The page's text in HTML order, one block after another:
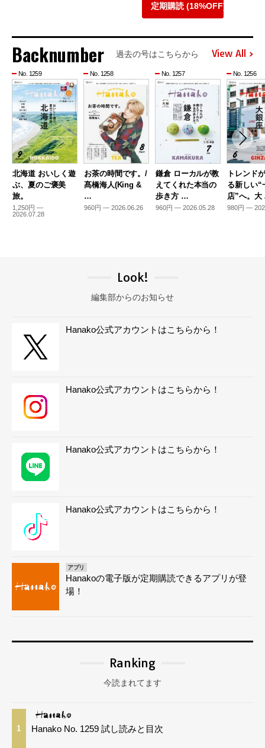
定期購読 (18%OFF)
Backnumber 過去の号はこちらから View All
No. 1259
北海道 おいしく遊
ぶ、夏のご褒美
旅。
1,250円 —
2026.07.28
No. 1258
お茶の時間です。/
髙橋海人(King &
…
960円 — 2026.06.26
No. 1257
鎌倉 ローカルが教
えてくれた本当の
歩き方 …
960円 — 2026.05.28
No. 1256
トレンド
る新しい“
店”へ。
980円 —
Look!
編集部からのお知らせ
Hanako公式アカウントはこちらから！
Hanako公式アカウントはこちらから！
Hanako公式アカウントはこちらから！
Hanako公式アカウントはこちらから！
アプリ
Hanakoの電子版が定期購読できるアプリが登
場！
Ranking
今読まれてます
1 Hanako No. 1259 試し読みと目次